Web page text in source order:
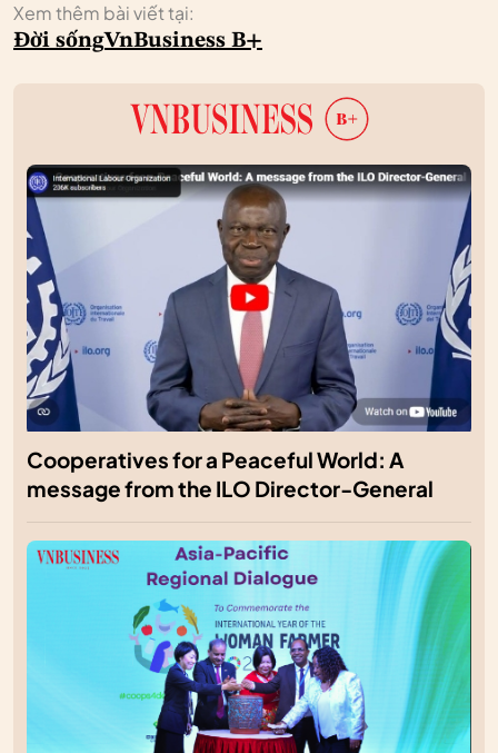
Xem thêm bài viết tại:
Đời sốngVnBusiness B+
Cooperatives for a Peaceful World: A
message from the ILO Director-General